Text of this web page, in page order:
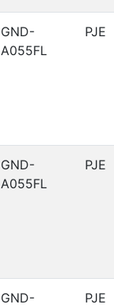
GND-
A055FL
PJE
GND-
A055FL
PJE
GND-
PJE